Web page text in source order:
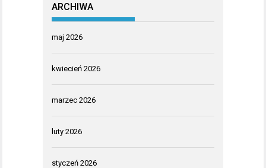
ARCHIWA
maj 2026
kwiecień 2026
marzec 2026
luty 2026
styczeń 2026